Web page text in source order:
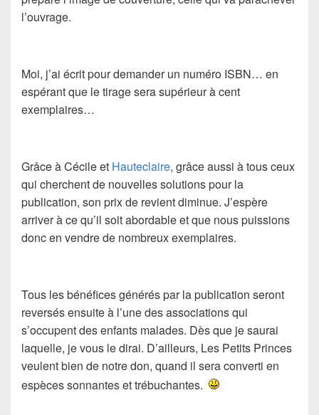
l’ouvrage.
Moi, j’ai écrit pour demander un numéro ISBN… en
espérant que le tirage sera supérieur à cent
exemplaires…
Grâce à Cécile et Hauteclaire, grâce aussi à tous ceux
qui cherchent de nouvelles solutions pour la
publication, son prix de revient diminue. J’espère
arriver à ce qu’il soit abordable et que nous puissions
donc en vendre de nombreux exemplaires.
Tous les bénéfices générés par la publication seront
reversés ensuite à l’une des associations qui
s’occupent des enfants malades. Dès que je saurai
laquelle, je vous le dirai. D’ailleurs, Les Petits Princes
veulent bien de notre don, quand il sera converti en
espèces sonnantes et trébuchantes.